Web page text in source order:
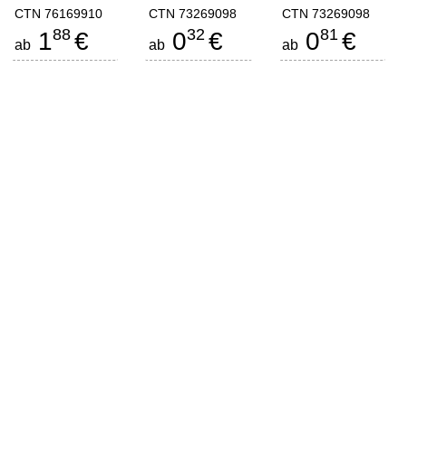
CTN 76169910
ab 188 €
CTN 73269098
ab032 €
CTN 73269098
ab081 €